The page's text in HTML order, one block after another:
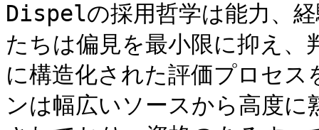
Dispelの採用哲学は能力、
たちは偏見を最小限に抑え
に構造化された評価プロセ
ンは幅広いソースから高度